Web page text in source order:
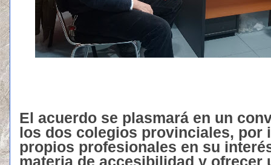
El acuerdo se plasmará en un
los dos colegios provinciales, por
propios profesionales en su
materia de accesibilidad y